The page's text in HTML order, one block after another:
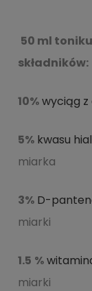
50 ml
składników:
10%wyciąg z
5% kwasu
miarka
3% D-
miarki
1.5 %
miarki